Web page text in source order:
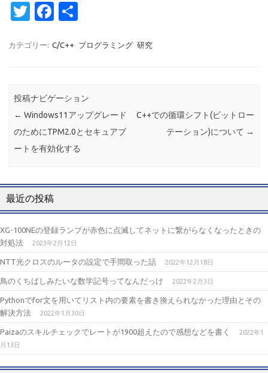
T
it
Fa
e
o
k
カテゴリー: C/C++ プログラミング 研究
投稿ナビゲーション
← Windows11アップグレード
のためにTPM2.0とセキュアブ
ートを有効化する
C++での循環シフト(ビットロー
テーション)について →
最近の投稿
XG-100NEの登録ランプが赤色に点滅してネットに繋がらなくなったときの
対処法
2023年2月12日
NTT光クロスのルータの設定で手間取った話 2022年12月18日
鳥のくちばしみたいな数学記号ってなんだっけ 2022年2月3日
Pythonでfor文を用いてリスト内の要素を書き換えられなかった理由とその
解決方法
2022年1月30日
Paizaのスキルチェックでレートが1900超えたので感想などを書く
2022年1
月13日